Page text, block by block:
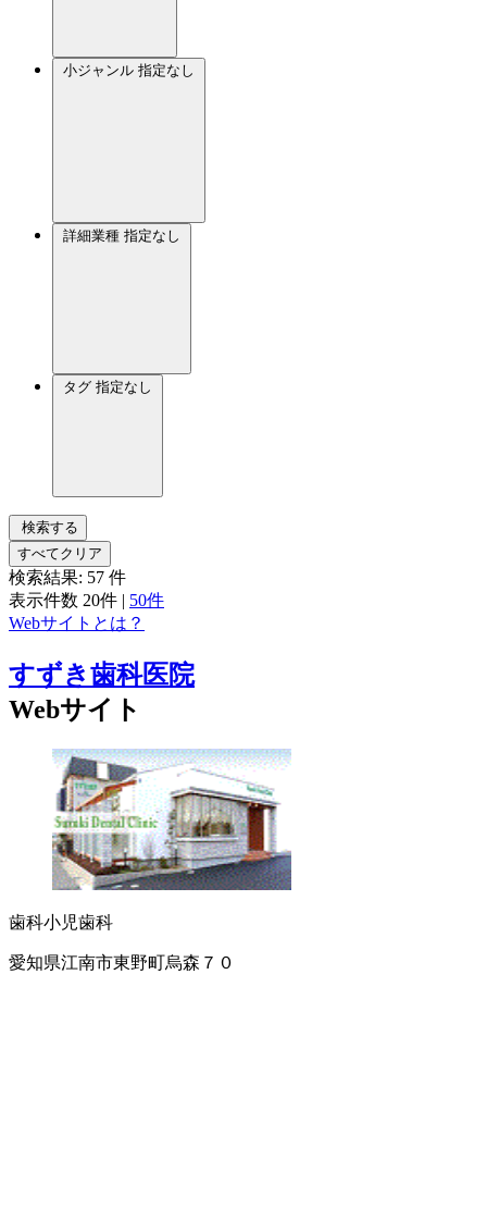
小ジャンル 指定なし
詳細業種 指定なし
タグ 指定なし
検索する
すべてクリア
検索結果: 57 件
表示件数 20件 | 50件
Webサイトとは？
すずき歯科医院
Webサイト
歯科小児歯科
愛知県江南市東野町烏森７０